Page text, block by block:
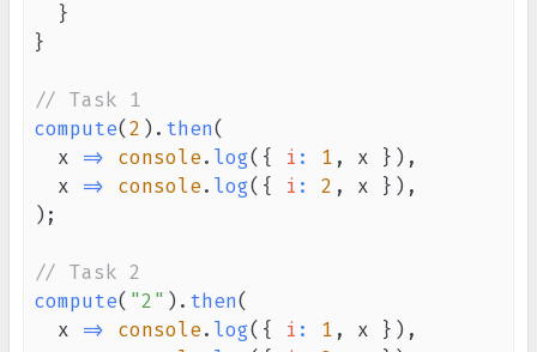
}
}
// Task 1
compute(2 ) . then(
x
=> console. log( { i : 1 , x } ) ,
x
=> console. log( { i : 2 , x } ) ,
) ;
// Task 2
compute( "2" ) . then(
x
=> console. log( { i : 1 , x } ) ,